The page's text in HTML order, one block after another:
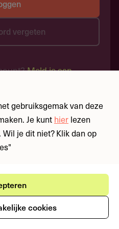
vergeten
Meld je aan
gebruiksgemak van deze
Je kunt hier lezen
je dit niet? Klik dan op
cookies